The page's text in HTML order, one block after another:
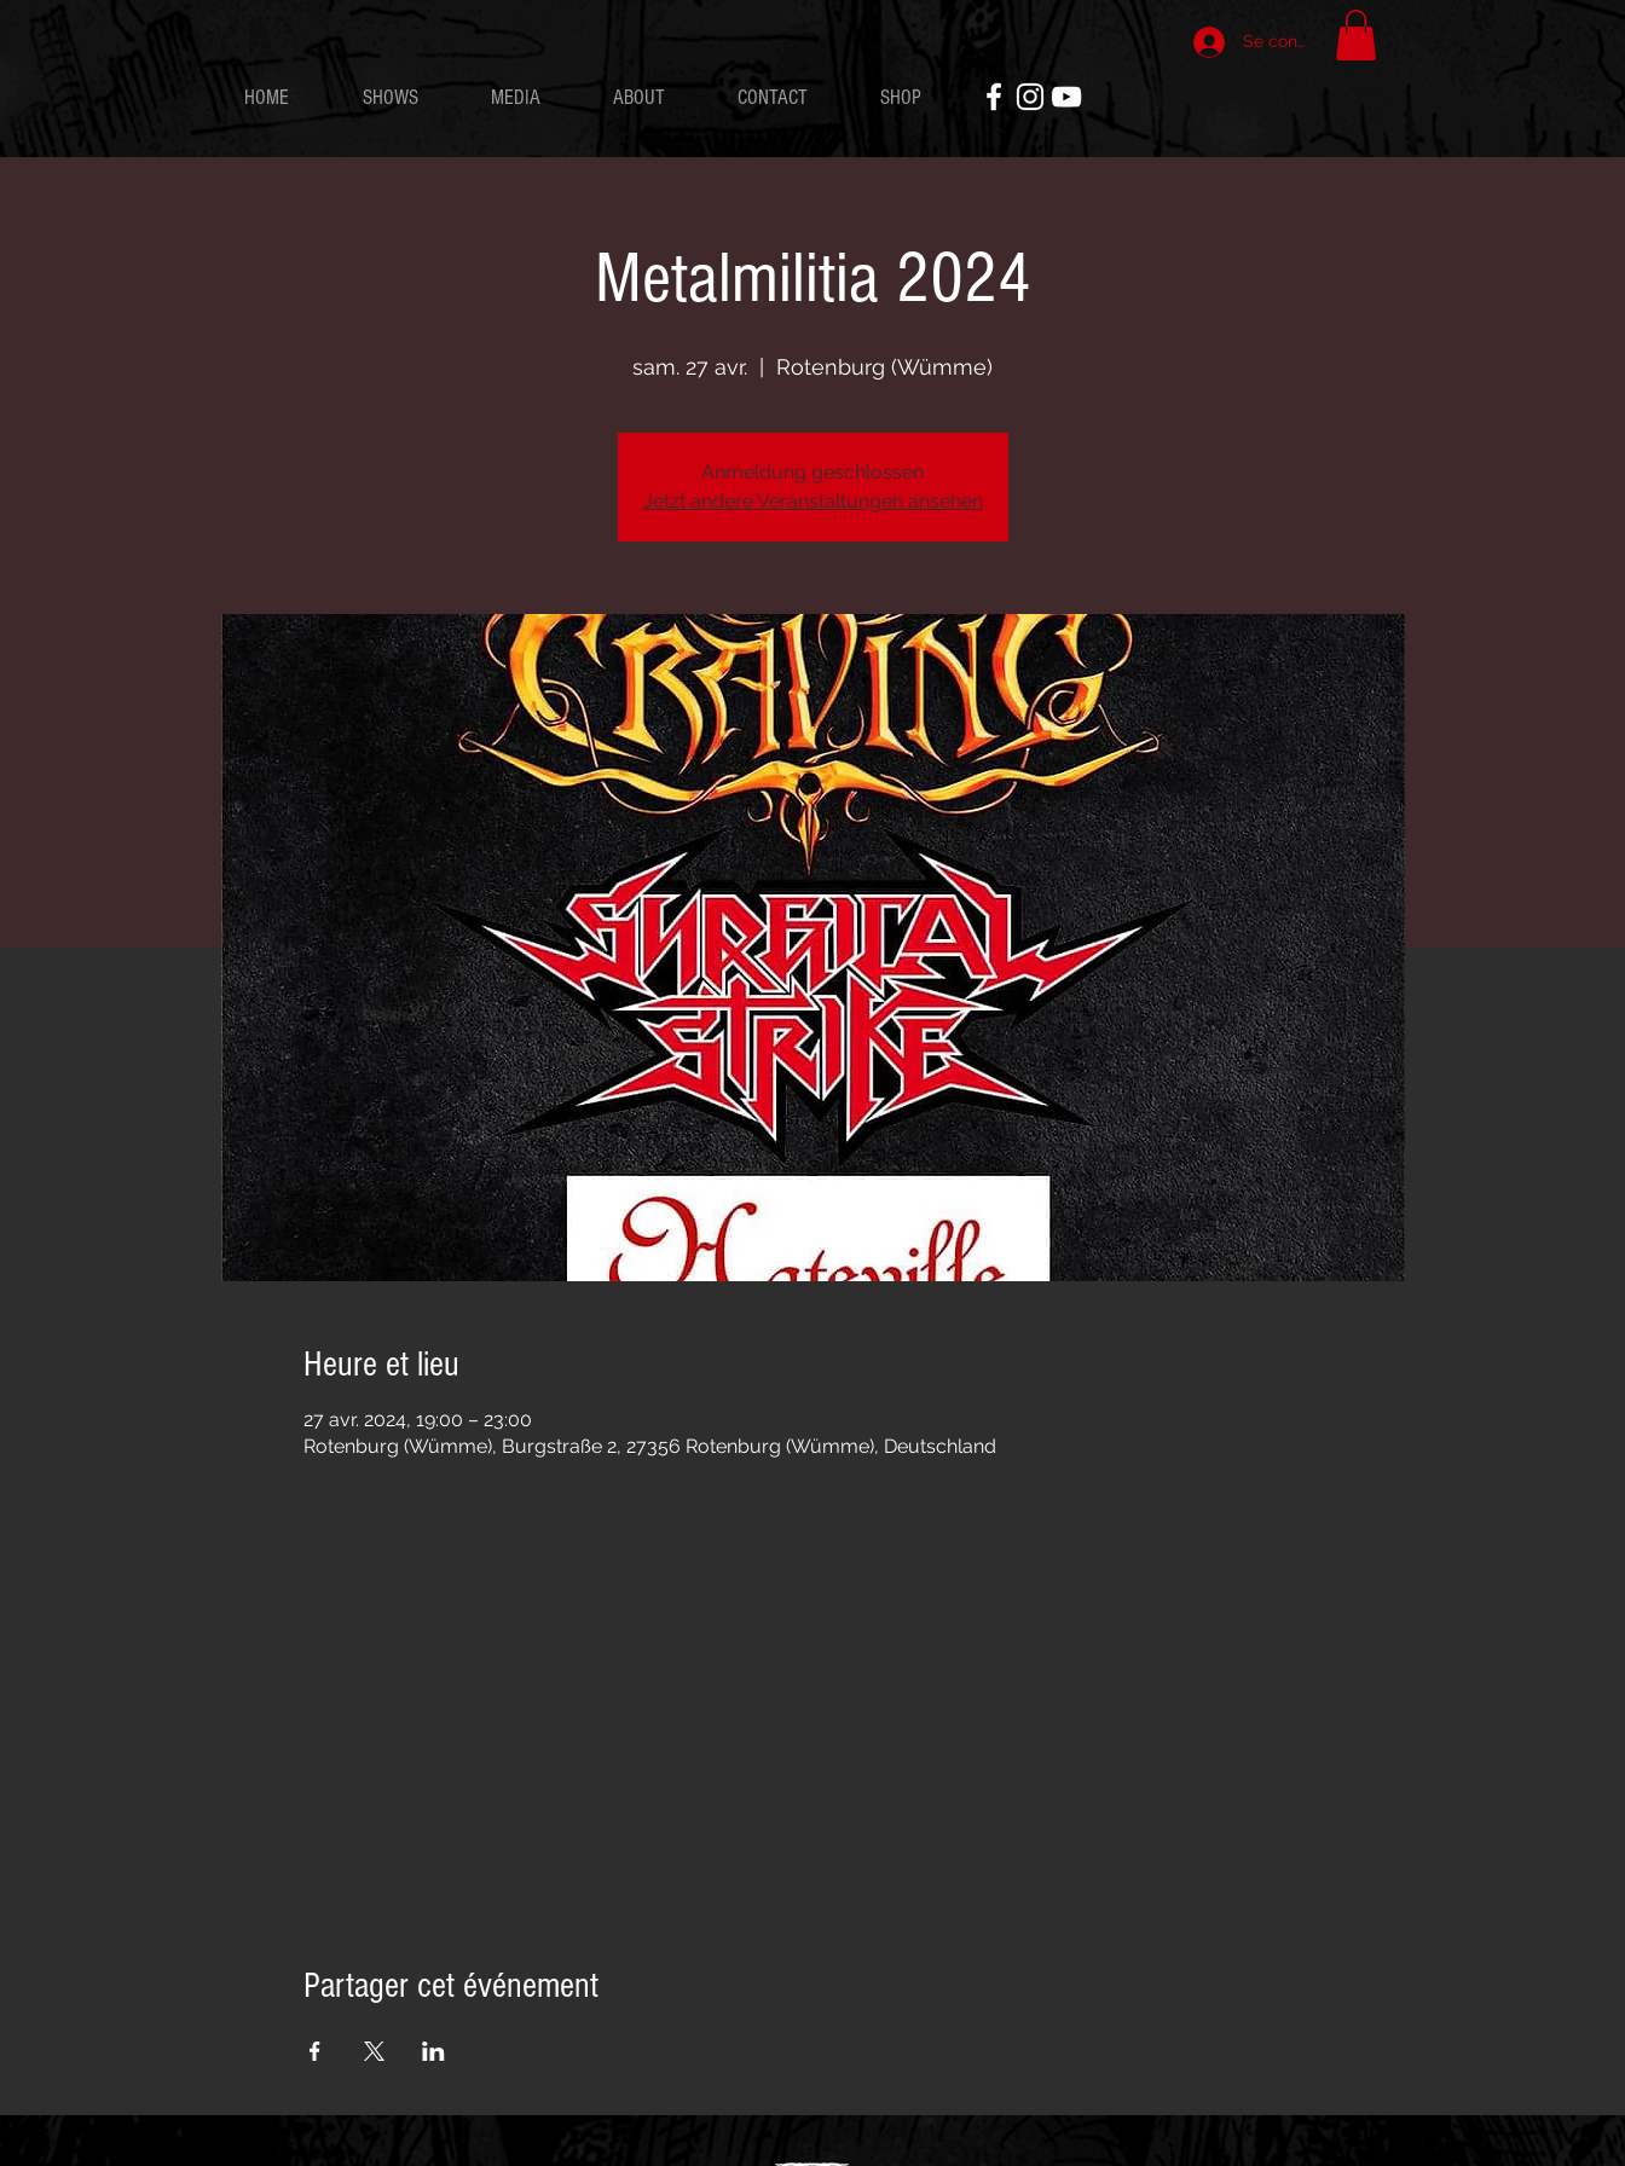
Se connecter
HOME SHOWS MEDIA ABOUT CONTACT SHOP
Metalmilitia 2024
sam. 27 avr.
  |
Rotenburg (Wümme)
Anmeldung geschlossen
Jetzt andere Veranstaltungen ansehen
Heure et lieu
27 avr. 2024, 19:00 – 23:00
Rotenburg (Wümme), Burgstraße 2, 27356 Rotenburg (Wümme), Deutschland
Partager cet événement